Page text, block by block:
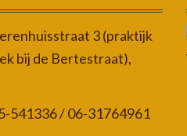
3 (praktijk
bij de Bertestraat),
541336 / 06-31764961